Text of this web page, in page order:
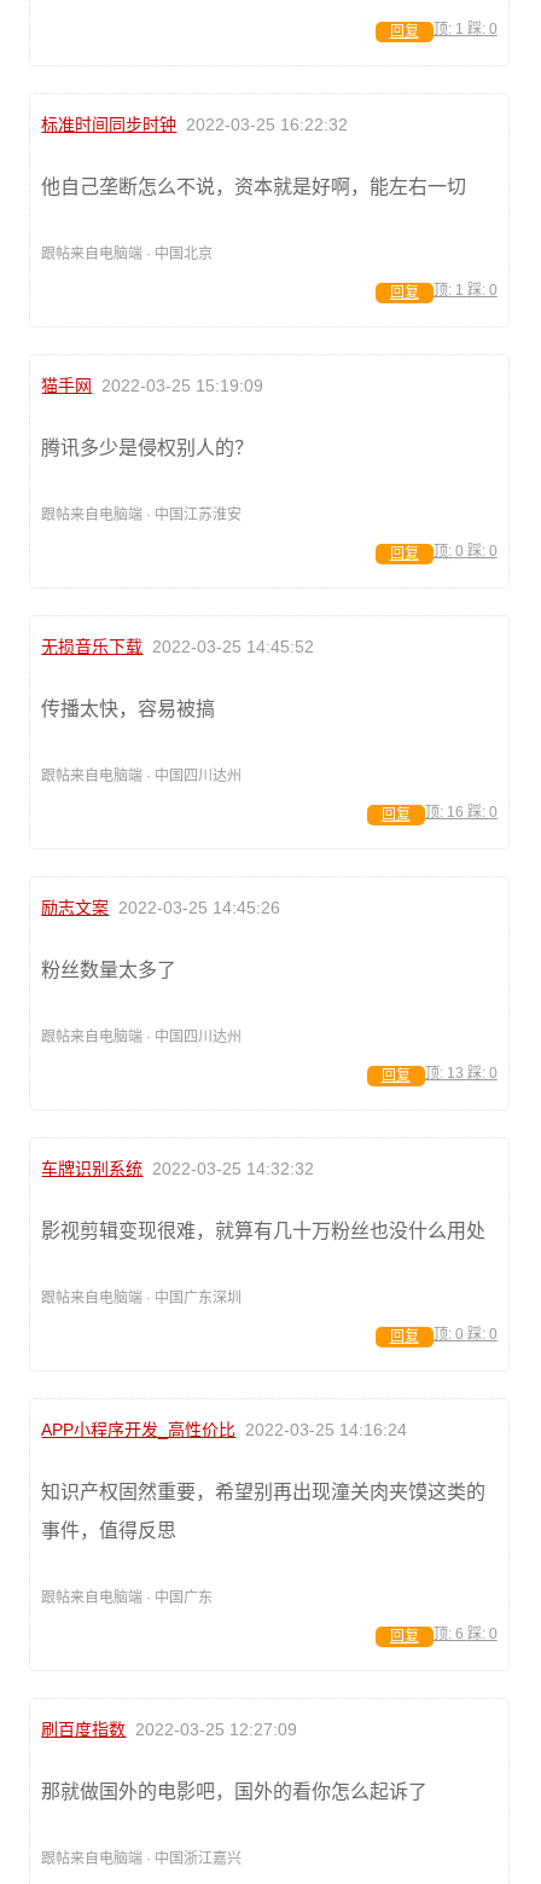
顶: 1 踩: 0
回复
标准时间同步时钟 2022-03-25 16:22:32
他自己垄断怎么不说，资本就是好啊，能左右一切
跟帖来自电脑端 · 中国北京
顶: 1 踩: 0
回复
猫手网 2022-03-25 15:19:09
腾讯多少是侵权别人的？
跟帖来自电脑端 · 中国江苏淮安
顶: 0 踩: 0
回复
无损音乐下载 2022-03-25 14:45:52
传播太快，容易被搞
跟帖来自电脑端 · 中国四川达州
顶: 16 踩: 0
回复
励志文案 2022-03-25 14:45:26
粉丝数量太多了
跟帖来自电脑端 · 中国四川达州
顶: 13 踩: 0
回复
车牌识别系统 2022-03-25 14:32:32
影视剪辑变现很难，就算有几十万粉丝也没什么用处
跟帖来自电脑端 · 中国广东深圳
顶: 0 踩: 0
回复
APP小程序开发_高性价比 2022-03-25 14:16:24
知识产权固然重要，希望别再出现潼关肉夹馍这类的
事件，值得反思
跟帖来自电脑端 · 中国广东
顶: 6 踩: 0
回复
刷百度指数 2022-03-25 12:27:09
那就做国外的电影吧，国外的看你怎么起诉了
跟帖来自电脑端 · 中国浙江嘉兴